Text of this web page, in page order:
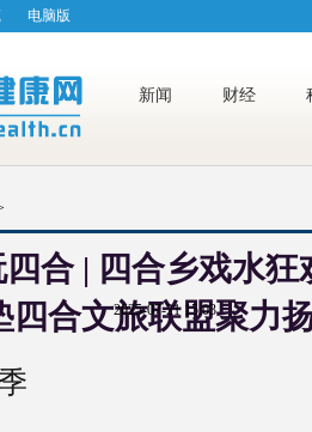
电脑版
新闻 财经
合 | 四合乡戏水
四合文旅联盟聚力
2025-07-21 15:03